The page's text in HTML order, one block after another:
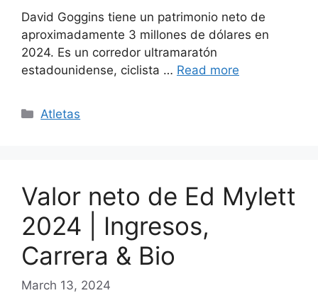
David Goggins tiene un patrimonio neto de
aproximadamente 3 millones de dólares en
2024. Es un corredor ultramaratón
estadounidense, ciclista … Read more
Categories
Atletas
Valor neto de Ed Mylett
2024 | Ingresos,
Carrera & Bio
March 13, 2024